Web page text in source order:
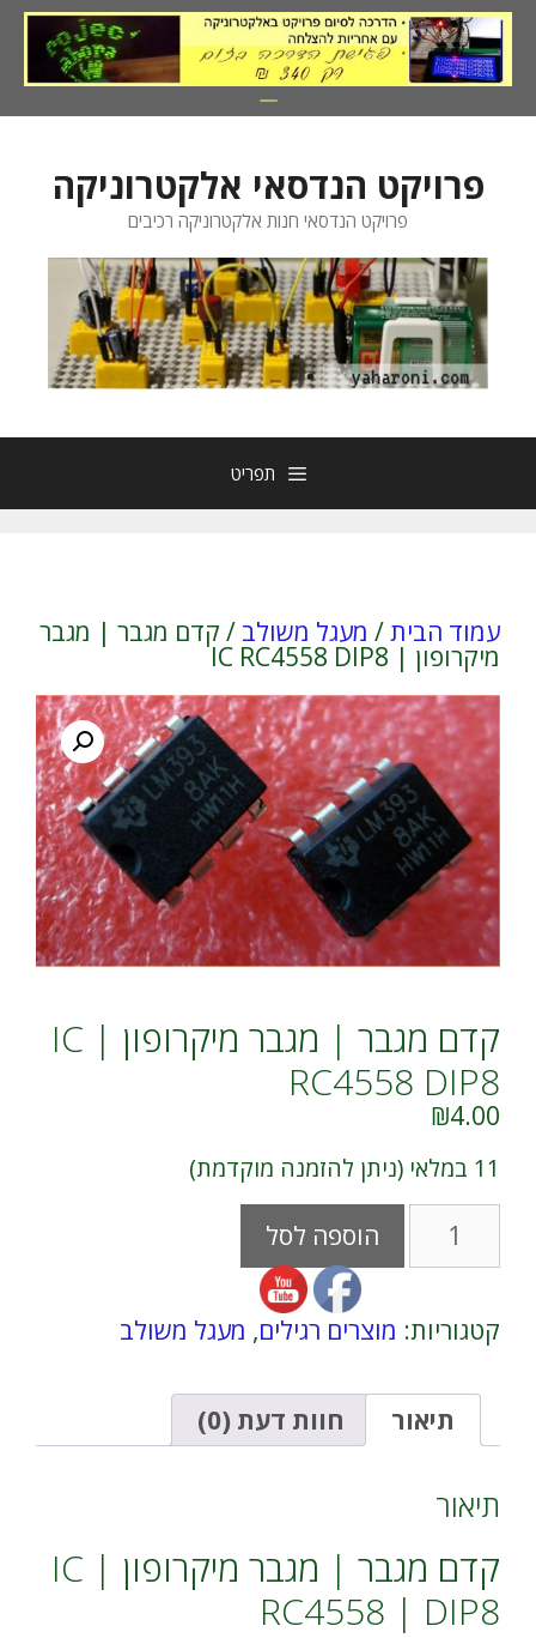
לדלג
לתוכן
פרויקט הנדסאי אלקטרוניקה
פרויקט הנדסאי חנות אלקטרוניקה רכיבים
תפריט
עמוד הבית/ מעגל משולב / קדם מגבר | מגבר
מיקרופון | IC RC4558 DIP8
קדם מגבר | מגבר מיקרופון | IC
RC4558 DIP8
₪4.00
11 במלאי (ניתן להזמנה מוקדמת)
כמות
קדם
|
מגבר
RC4558
הוספה לסל
r
n
t
i
v
קטגוריות: מוצרים רגילים, מעגל משולב
תיאור חוות דעת (0)
תיאור
קדם מגבר | מגבר מיקרופון | IC
RC4558 | DIP8